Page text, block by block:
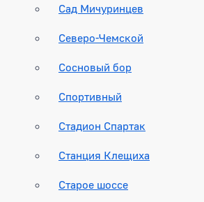
Сад Мичуринцев
Северо-Чемской
Сосновый бор
Спортивный
Стадион Спартак
Станция Клещиха
Старое шоссе